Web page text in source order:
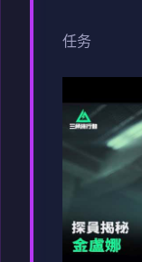
任务